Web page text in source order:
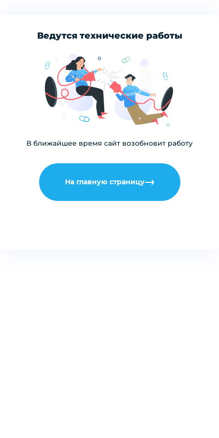
Ведутся технические работы
В ближайшее время сайт возобновит работу
На главную страницу